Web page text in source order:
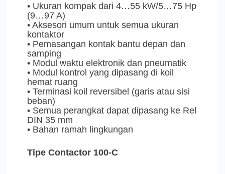
• Ukuran kompak dari 4…55 kW/5…75 Hp
(9…97 A)
• Aksesori umum untuk semua ukuran
kontaktor
• Pemasangan kontak bantu depan dan
samping
• Modul waktu elektronik dan pneumatik
• Modul kontrol yang dipasang di koil
hemat ruang
• Terminasi koil reversibel (garis atau sisi
beban)
• Semua perangkat dapat dipasang ke Rel
DIN 35 mm
• Bahan ramah lingkungan
Tipe Contactor 100-C